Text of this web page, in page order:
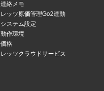
連絡メモ
レッツ原価管理Go2連動
システム設定
動作環境
価格
レッツクラウドサービス